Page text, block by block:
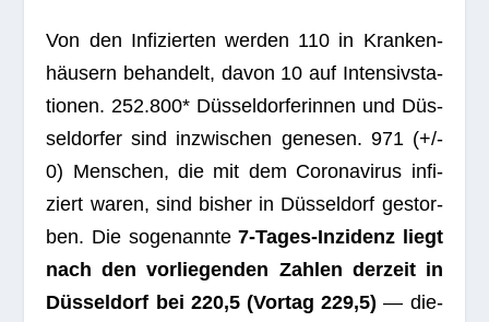
Von den Infi­zier­ten wer­den 110 in Kran­ken­
häu­sern behan­delt, davon 10 auf Inten­siv­sta­
tio­nen. 252.800* Düs­sel­dor­fe­rin­nen und Düs­
sel­dor­fer sind inzwi­schen gene­sen. 971 (+/-
0) Men­schen, die mit dem Coro­na­vi­rus infi­
ziert waren, sind bis­her in Düs­sel­dorf gestor­
ben. Die soge­nannte7‑Ta­ges-Inzi­denz liegt
nach den vor­lie­gen­den Zah­len der­zeit in
Düs­sel­dorf bei 220,5 (Vor­tag 229,5) — die­